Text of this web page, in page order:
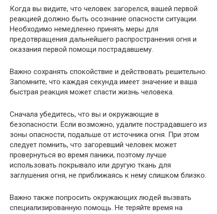
Когда вы видите, что человек загорелся, вашей первой
реакцией должно быть осознание опасности ситуации.
Необходимо немедленно принять меры для
предотвращения дальнейшего распространения огня и
оказания первой помощи пострадавшему.
Важно сохранять спокойствие и действовать решительно.
Запомните, что каждая секунда имеет значение и ваша
быстрая реакция может спасти жизнь человека.
Сначала убедитесь, что вы и окружающие в
безопасности. Если возможно, удалите пострадавшего из
зоны опасности, подальше от источника огня. При этом
следует помнить, что загоревший человек может
провернуться во время паники, поэтому лучше
использовать покрывало или другую ткань для
заглушения огня, не приближаясь к нему слишком близко.
Важно также попросить окружающих людей вызвать
специализированную помощь. Не теряйте время на